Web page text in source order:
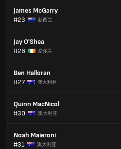
James McGarry
#23
新西兰
Jay O'Shea
#26
爱尔兰
Ben Halloran
#27
澳大利亚
Quinn MacNicol
#30
澳大利亚
Noah Maieroni
#31
澳大利亚